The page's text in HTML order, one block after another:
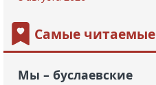
Самые читаемые
Мы – буслаевские